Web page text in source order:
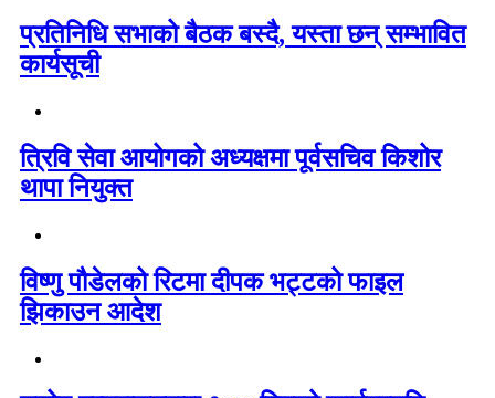
प्रतिनिधि सभाको बैठक बस्दै, यस्ता छन् सम्भावित
कार्यसूची
त्रिवि सेवा आयोगको अध्यक्षमा पूर्वसचिव किशोर
थापा नियुक्त
विष्णु पौडेलको रिटमा दीपक भट्टको फाइल
झिकाउन आदेश